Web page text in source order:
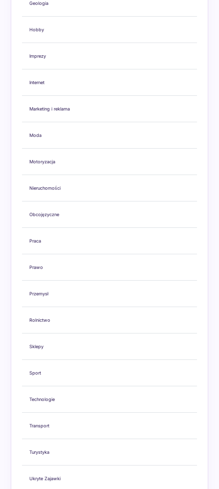
Geologia
Hobby
Imprezy
Internet
Marketing i reklama
Moda
Motoryzacja
Nieruchomości
Obcojęzyczne
Praca
Prawo
Przemysł
Rolnictwo
Sklepy
Sport
Technologie
Transport
Turystyka
Ukryte Zajawki